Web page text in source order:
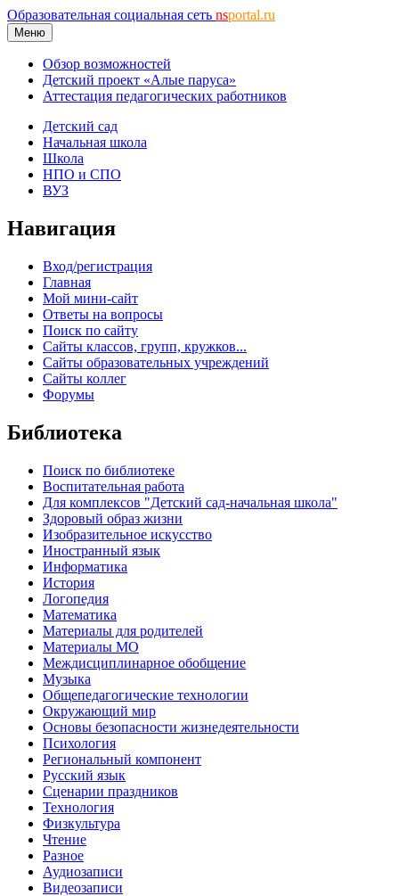
Образовательная социальная сеть nsportal.ru
Меню
Обзор возможностей
Детский проект «Алые паруса»
Аттестация педагогических работников
Детский сад
Начальная школа
Школа
НПО и СПО
ВУЗ
Навигация
Вход/регистрация
Главная
Мой мини-сайт
Ответы на вопросы
Поиск по сайту
Сайты классов, групп, кружков...
Сайты образовательных учреждений
Сайты коллег
Форумы
Библиотека
Поиск по библиотеке
Воспитательная работа
Для комплексов "Детский сад-начальная школа"
Здоровый образ жизни
Изобразительное искусство
Иностранный язык
Информатика
История
Логопедия
Математика
Материалы для родителей
Материалы МО
Междисциплинарное обобщение
Музыка
Общепедагогические технологии
Окружающий мир
Основы безопасности жизнедеятельности
Психология
Региональный компонент
Русский язык
Сценарии праздников
Технология
Физкультура
Чтение
Разное
Аудиозаписи
Видеозаписи